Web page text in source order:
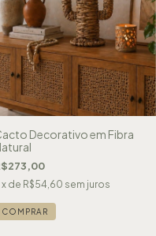
Decorativo em Fibra
x de R$54,60 sem juros